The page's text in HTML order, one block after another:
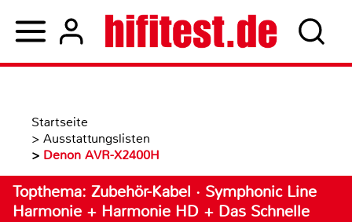
Startseite
> Ausstattungslisten
> Denon AVR-X2400H
Topthema: Zubehör-Kabel · Symphonic Line
Harmonie + Harmonie HD + Das Schnelle